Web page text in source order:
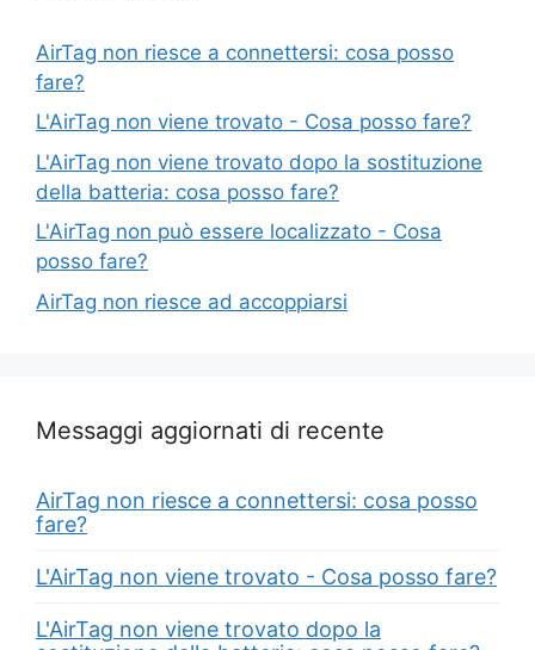
AirTag non riesce a connettersi: cosa posso
fare?
L'AirTag non viene trovato - Cosa posso fare?
L'AirTag non viene trovato dopo la sostituzione
della batteria: cosa posso fare?
L'AirTag non può essere localizzato - Cosa
posso fare?
AirTag non riesce ad accoppiarsi
Messaggi aggiornati di recente
AirTag non riesce a connettersi: cosa posso
fare?
L'AirTag non viene trovato - Cosa posso fare?
L'AirTag non viene trovato dopo la